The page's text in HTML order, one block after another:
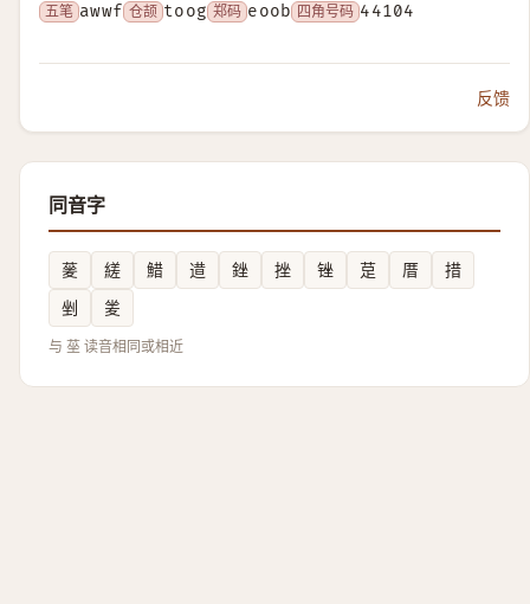
五笔 awwf 仓颉 toog 郑码 eoob 四角号码 44104
反馈
同音字
蓌 縒 䱜 逪 銼 挫 锉 莡 厝
措
剉
夎
与 莝 读音相同或相近